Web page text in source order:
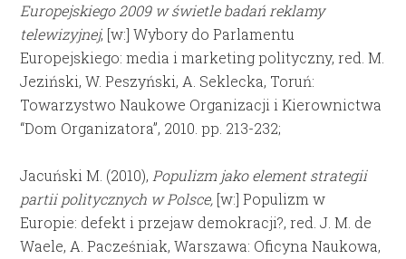
Europejskiego 2009 w świetle badań reklamy
telewizyjnej, [w:] Wybory do Parlamentu
Europejskiego: media i marketing polityczny, red. M.
Jeziński, W. Peszyński, A. Seklecka, Toruń:
Towarzystwo Naukowe Organizacji i Kierownictwa
“Dom Organizatora”, 2010. pp. 213-232;
Jacuński M. (2010), Populizm jako element strategii
partii politycznych w Polsce, [w:] Populizm w
Europie: defekt i przejaw demokracji?, red. J. M. de
Waele, A. Pacześniak, Warszawa: Oficyna Naukowa,